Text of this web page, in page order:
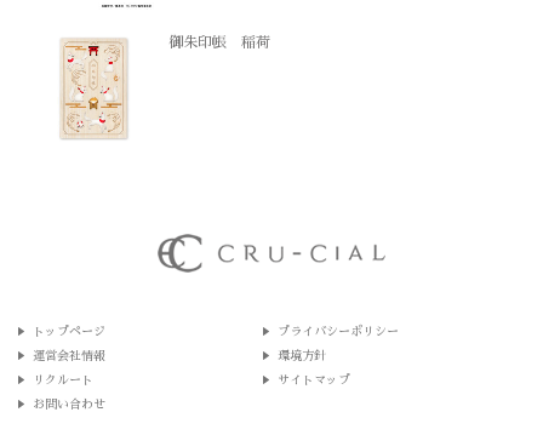
御朱印帳 稲荷
トップページ
運営会社情報
リクルート
お問い合わせ
プライバシーポリシー
環境方針
サイトマップ